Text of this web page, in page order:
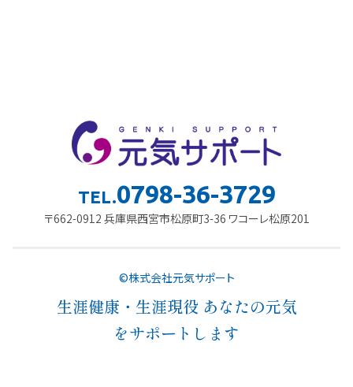
TEL.0798-36-3729
〒662-0912 兵庫県西宮市松原町3-36 ワコーレ松原201
©株式会社元気サポート
生涯健康・生涯現役 あなたの元気
をサポートします